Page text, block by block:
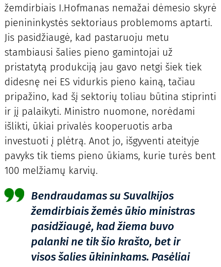
žemdirbiais I.Hofmanas nemažai dėmesio skyrė
pienininkystės sektoriaus problemoms aptarti.
Jis pasidžiaugė, kad pastaruoju metu
stambiausi šalies pieno gamintojai už
pristatytą produkciją jau gavo netgi šiek tiek
didesnę nei ES vidurkis pieno kainą, tačiau
pripažino, kad šį sektorių toliau būtina stiprinti
ir jį palaikyti. Ministro nuomone, norėdami
išlikti, ūkiai privalės kooperuotis arba
investuoti į plėtrą. Anot jo, išgyventi ateityje
pavyks tik tiems pieno ūkiams, kurie turės bent
100 melžiamų karvių.
Bendraudamas su Suvalkijos
žemdirbiais žemės ūkio ministras
pasidžiaugė, kad žiema buvo
palanki ne tik šio krašto, bet ir
visos šalies ūkininkams. Pasėliai